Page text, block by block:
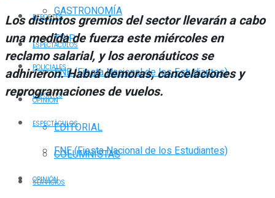
DEPORTES
ESPECTÁCULOS
FNE (Fiesta Nacional de los Estudiantes)
OPINIÓN
EDITORIAL
COLUMNISTAS
SERVICIOS
GASTRONOMÍA
TRIP
POLICIALES
DEPORTES
ESPECTÁCULOS
FNE (Fiesta Nacional de los Estudiantes)
OPINIÓN
Los distintos gremios del sector llevarán a cabo
una medida de fuerza este miércoles en
reclamo salarial, y los aeronáuticos se
adhirieron. Habrá demoras, cancelaciones y
reprogramaciones de vuelos.